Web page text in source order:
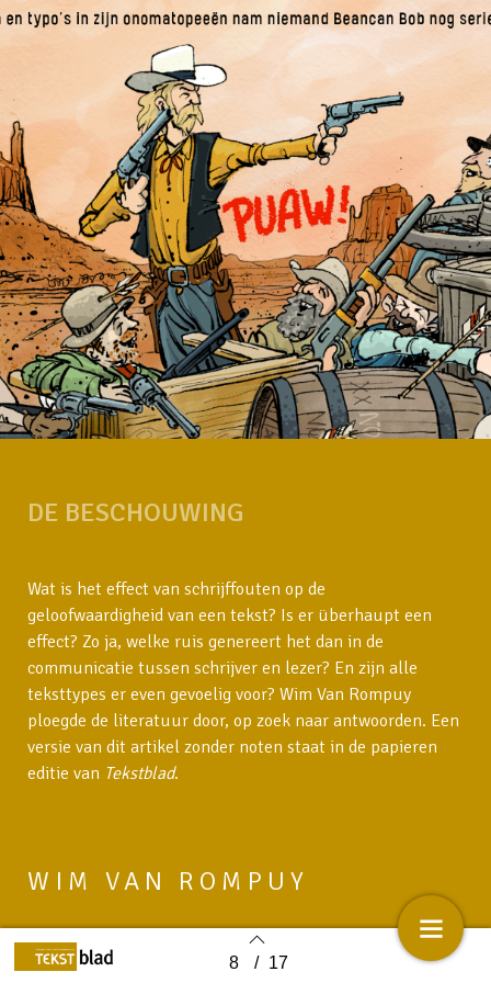
Back to index 8 / 17
DE BESCHOUWING
Wat is het effect van schrijffouten op de
geloofwaardigheid van een tekst? Is er überhaupt een
effect? Zo ja, welke ruis genereert het dan in de
communicatie tussen schrijver en lezer? En zijn alle
teksttypes er even gevoelig voor? Wim Van Rompuy
ploegde de literatuur door, op zoek naar antwoorden. Een
versie van dit artikel zonder noten staat in de papieren
editie van Tekstblad.
WIM VAN ROMPUY
is copywriter en bedrijfsleider van het Belgische
tekstbureau Schrijf.be copy & content.